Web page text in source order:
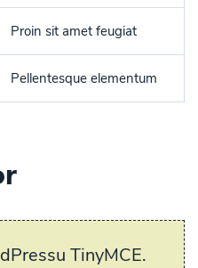
Proin sit amet feugiat
Pellentesque elementum
TinyMCE.